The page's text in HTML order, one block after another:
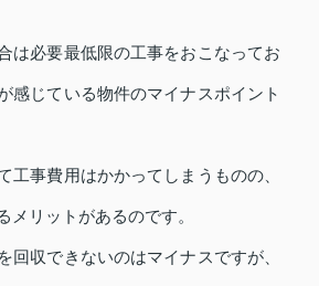
は必要最低限の工事をおこなってお
感じている物件のマイナスポイント
工事費用はかかってしまうものの、
メリットがあるのです。
回収できないのはマイナスですが、